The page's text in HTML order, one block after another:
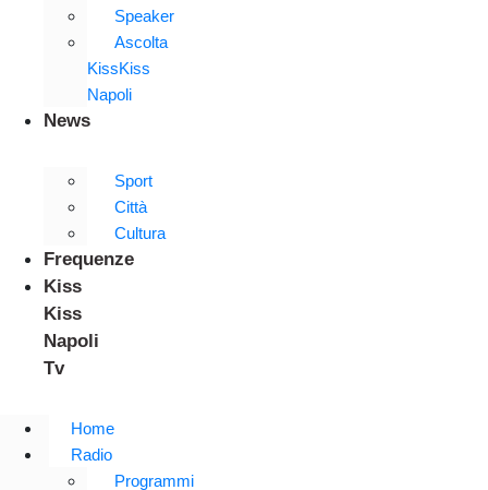
Speaker
Ascolta
KissKiss
Napoli
News
Sport
Città
Cultura
Frequenze
Kiss
Kiss
Napoli
Tv
Home
Radio
Programmi